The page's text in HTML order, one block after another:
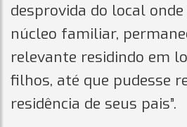
desprovida do local
núcleo familiar,
relevante residindo em
filhos, até que pudesse
residência de seus pais”.